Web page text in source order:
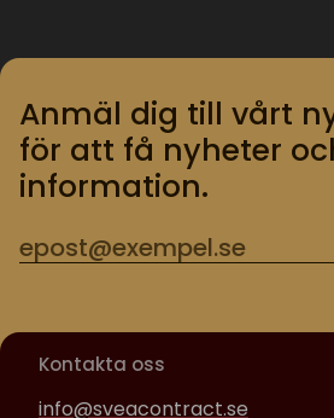
Anmäl dig till vårt
för att få nyheter
information.
Kontakta oss
info@sveacontract.se